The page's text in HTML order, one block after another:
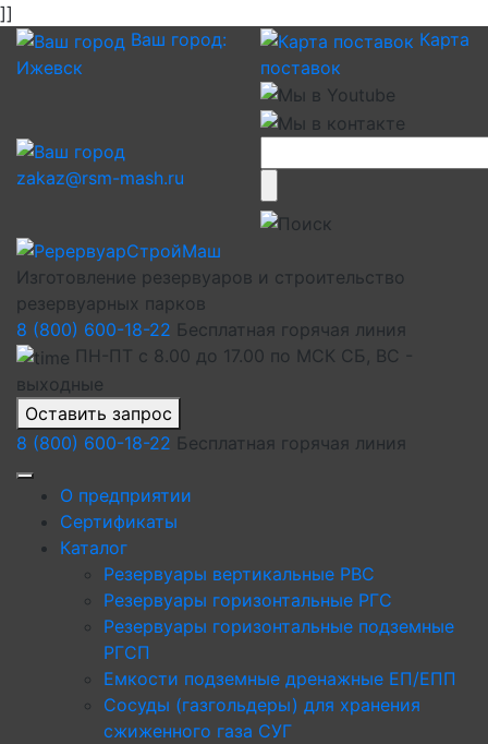
]]
Ваш город:
Ижевск
Карта
поставок
zakaz@rsm-mash.ru
Изготовление резервуаров и строительство
резервуарных парков
8 (800) 600-18-22 Бесплатная горячая линия
ПН-ПТ с 8.00 до 17.00 по МСК СБ, ВС -
выходные
Оставить запрос
8 (800) 600-18-22 Бесплатная горячая линия
О предприятии
Сертификаты
Каталог
Резервуары вертикальные РВС
Резервуары горизонтальные РГС
Резервуары горизонтальные подземные
РГСП
Емкости подземные дренажные ЕП/ЕПП
Сосуды (газгольдеры) для хранения
сжиженного газа СУГ